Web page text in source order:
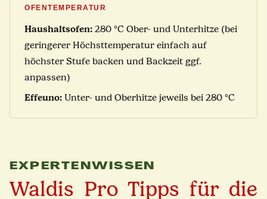
OFENTEMPERATUR
Haushaltsofen: 280 °C Ober- und Unterhitze (bei
geringerer Höchsttemperatur einfach auf
höchster Stufe backen und Backzeit ggf.
anpassen)
Effeuno: Unter- und Oberhitze jeweils bei 280 °C
EXPERTENWISSEN
Waldis Pro Tipps für die